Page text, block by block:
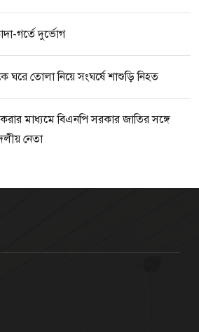
গর্তে দুর্ভোগ
ঘরে তোলা নিয়ে সংঘর্ষে শাশুড়ি নিহত
করার মাধ্যমে বিএনপি সরকার জাতির সঙ্গে
নেতা